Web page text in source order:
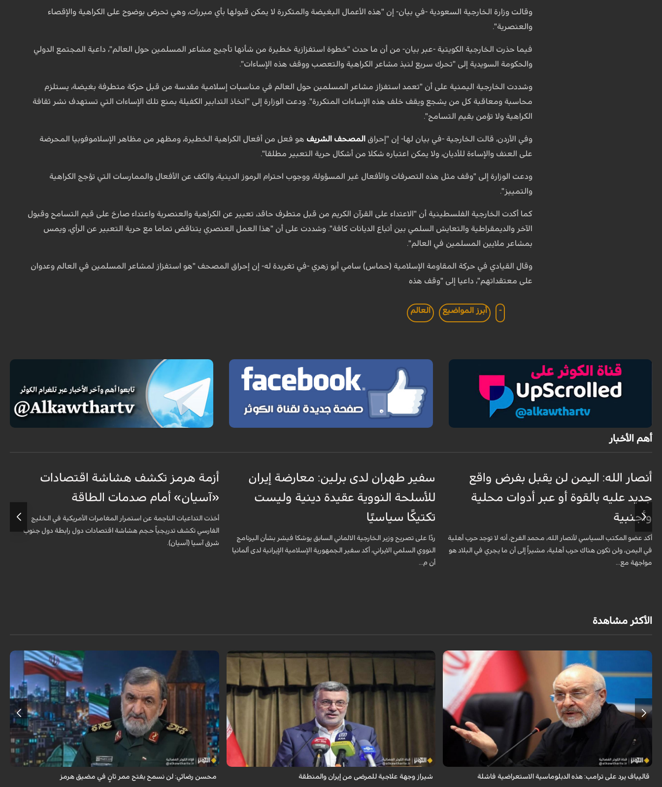
وقالت وزارة الخارجية السعودية -في بيان- إن "هذه الأعمال البغيضة والمتكررة لا يمكن قبولها بأي مبررات، وهي تحرض بوضوح على الكراهية والإقصاء
والعنصرية".
فيما حذرت الخارجية الكويتية -عبر بيان- من أن ما حدث "خطوة استفزازية خطيرة من شأنها تأجيج مشاعر المسلمين حول العالم"، داعية المجتمع الدولي
والحكومة السويدية إلى "تحرك سريع لنبذ مشاعر الكراهية والتعصب ووقف هذه الإساءات".
وشددت الخارجية اليمنية على أن "تعمد استفزاز مشاعر المسلمين حول العالم في مناسبات إسلامية مقدسة من قبل حركة متطرفة بغيضة، يستلزم
محاسبة ومعاقبة كل من يشجع ويقف خلف هذه الإساءات المتكررة". ودعت الوزارة إلى "اتخاذ التدابير الكفيلة بمنع تلك الإساءات التي تستهدف نشر ثقافة
الكراهية ولا تؤمن بقيم التسامح".
وفي الأردن، قالت الخارجية -في بيان لها- إن "إحراق المصحف الشريف هو فعل من أفعال الكراهية الخطيرة، ومظهر من مظاهر الإسلاموفوبيا المحرضة
على العنف والإساءة للأديان، ولا يمكن اعتباره شكلا من أشكال حرية التعبير مطلقا".
ودعت الوزارة إلى "وقف مثل هذه التصرفات والأفعال غير المسؤولة، ووجوب احترام الرموز الدينية، والكف عن الأفعال والممارسات التي تؤجج الكراهية
والتمييز".
كما أكدت الخارجية الفلسطينية أن "الاعتداء على القرآن الكريم من قبل متطرف حاقد، تعبير عن الكراهية والعنصرية واعتداء صارخ على قيم التسامح وقبول
الآخر والديمقراطية والتعايش السلمي بين أتباع الديانات كافة". وشددت على أن "هذا العمل العنصري يتناقض تماما مع حرية التعبير عن الرأي، ويمس
بمشاعر ملايين المسلمين في العالم".
وقال القيادي في حركة المقاومة الإسلامية (حماس) سامي أبو زهري -في تغريدة له- إن إحراق المصحف "هو استفزاز لمشاعر المسلمين في العالم وعدوان
على معتقداتهم"، داعيا إلى "وقف هذه
- أبرز المواضيع العالم
أهم الأخبار
أنصار الله: اليمن لن يقبل بفرض واقع
جديد عليه بالقوة أو عبر أدوات محلية
وأجنبية
أكد عضو المكتب السياسي لأنصار الله، محمد الفرح، أنه لا توجد حرب أهلية
في اليمن، ولن تكون هناك حرب أهلية، مشيراً إلى أن ما يجري في البلاد هو
مواجهة مع...
سفير طهران لدى برلين: معارضة إيران
للأسلحة النووية عقيدة دينية وليست
تكتيكًا سياسيًا
ردًا على تصريح وزير الخارجية الالماني السابق يوشكا فيشر بشأن البرنامج
النووي السلمي الايراني، أكد سفير الجمهورية الإسلامية الإيرانية لدى ألمانيا
أن م...
أزمة هرمز تكشف هشاشة اقتصادات
«آسيان» أمام صدمات الطاقة
أخذت التداعيات الناجمة عن استمرار المغامرات الأمريكية في الخليج
الفارسي تكشف تدريجياً حجم هشاشة اقتصادات دول رابطة دول جنوب
شرق آسيا (آسيان).
الأكثر مشاهدة
أكد رئيس مجلس الشورى الإسلامي الإيراني أن التصريحات الاستعراضية
والتهديدات المتكررة لم تعد تُجدي نفعاً، واصفاً إياها بالدبلوماسية الفاشلة.
قاليباف يرد على ترامب: هذه الدبلوماسية الاستعراضية فاشلة
تُعدّ المراكز العلاجية في شيراز، بدعم من كفاءاتها المتخصّصة وتقنياتها الحديثة،
وجهةً للمرضى من داخل إيران وخارجها.
شيراز وجهة علاجية للمرضى من إيران والمنطقة
أكد اللواء محسن رضائي أن إيران لن تسمح بفتح ممر ثانٍ في مضيق هرمز.
محسن رضائي: لن نسمح بفتح ممر ثانٍ في مضيق هرمز